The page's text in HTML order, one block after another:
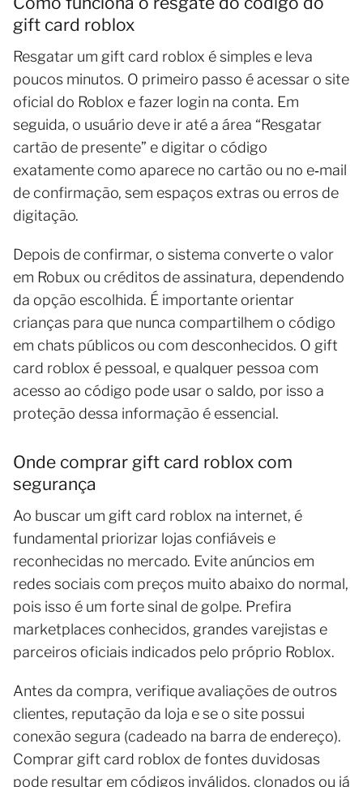
gift card roblox
Resgatar um gift card roblox é simples e leva
poucos minutos. O primeiro passo é acessar o site
oficial do Roblox e fazer login na conta. Em
seguida, o usuário deve ir até a área “Resgatar
cartão de presente” e digitar o código
exatamente como aparece no cartão ou no e‑mail
de confirmação, sem espaços extras ou erros de
digitação.
Depois de confirmar, o sistema converte o valor
em Robux ou créditos de assinatura, dependendo
da opção escolhida. É importante orientar
crianças para que nunca compartilhem o código
em chats públicos ou com desconhecidos. O gift
card roblox é pessoal, e qualquer pessoa com
acesso ao código pode usar o saldo, por isso a
proteção dessa informação é essencial.
Onde comprar gift card roblox com
segurança
Ao buscar um gift card roblox na internet, é
fundamental priorizar lojas confiáveis e
reconhecidas no mercado. Evite anúncios em
redes sociais com preços muito abaixo do normal,
pois isso é um forte sinal de golpe. Prefira
marketplaces conhecidos, grandes varejistas e
parceiros oficiais indicados pelo próprio Roblox.
Antes da compra, verifique avaliações de outros
clientes, reputação da loja e se o site possui
conexão segura (cadeado na barra de endereço).
Comprar gift card roblox de fontes duvidosas
pode resultar em códigos inválidos, clonados ou já